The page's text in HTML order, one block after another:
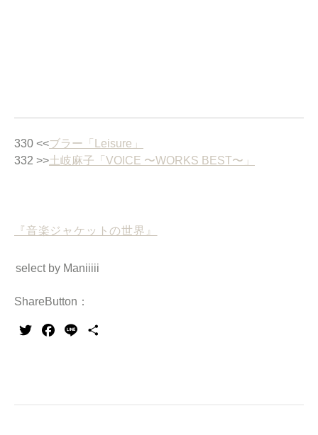
330 <<ブラー「Leisure」
332 >>土岐麻子「VOICE 〜WORKS BEST〜 」
『音楽ジャケットの世界』
select by Maniiiii
ShareButton：
TwitterFacebook
Line